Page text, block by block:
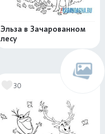
Эльза в Зачарованном
лесу
30